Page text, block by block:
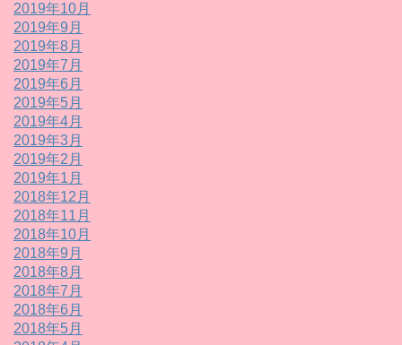
2019年10月
2019年9月
2019年8月
2019年7月
2019年6月
2019年5月
2019年4月
2019年3月
2019年2月
2019年1月
2018年12月
2018年11月
2018年10月
2018年9月
2018年8月
2018年7月
2018年6月
2018年5月